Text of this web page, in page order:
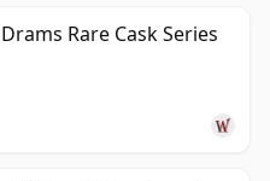
Rare Cask Series